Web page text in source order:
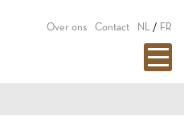
Over ons Contact NL / FR